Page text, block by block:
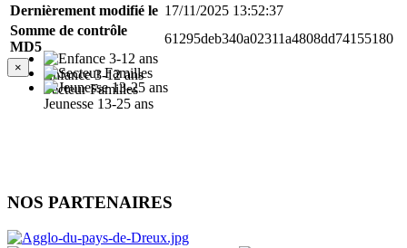
Enfance 3-12 ans
Secteur Familles
Jeunesse 13-25 ans
Dernièrement modifié le 17/11/2025 13:52:37
Somme de contrôle
MD5
61295deb340a02311a4808dd74155180
×
NOS PARTENAIRES